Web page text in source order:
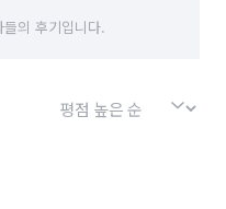
의 후기입니다.